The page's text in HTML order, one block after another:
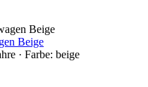
Beige
· Farbe: beige